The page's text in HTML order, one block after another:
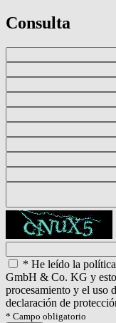
Consulta
* He leído la
GmbH & Co. KG y
procesamiento y el uso
declaración de
* Campo obligatorio